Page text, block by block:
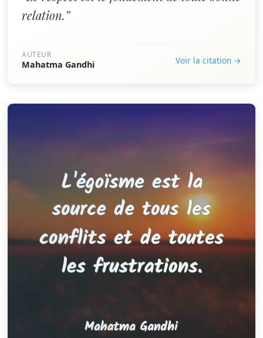
relation.”
AUTEUR
Mahatma Gandhi Voir la citation →